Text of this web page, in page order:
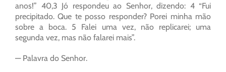
anos!” 40,3 Jó respondeu ao Senhor, dizendo: 4 “Fui
precipitado. Que te posso responder? Porei minha mão
sobre a boca. 5 Falei uma vez, não replicarei; uma
segunda vez, mas não falarei mais”.
— Palavra do Senhor.